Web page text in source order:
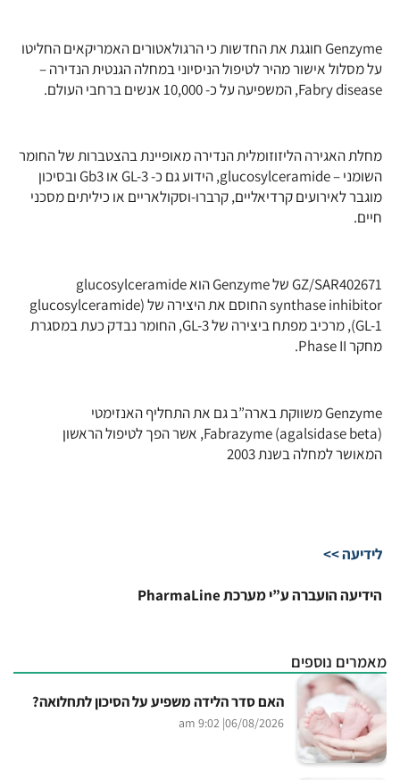
Genzyme חוגגת את החדשות כי הרגולאטורים האמריקאים החליטו
על מסלול אישור מהיר לטיפול הניסיוני במחלה הגנטית הנדירה –
Fabry disease, המשפיעה על כ- 10,000 אנשים ברחבי העולם.
מחלת האגירה הליזוזומלית הנדירה מאופיינת בהצטברות של החומר
השומני – glucosylceramide, הידוע גם כ- GL-3 או Gb3 ובסיכון
מוגבר לאירועים קרדיאליים, קרברו-וסקולאריים או כיליתים מסכני
חיים.
GZ/SAR402671 של Genzyme הוא glucosylceramide
synthase inhibitor החוסם את היצירה של (glucosylceramide
(GL-1, מרכיב מפתח ביצירה של GL-3, החומר נבדק כעת במסגרת
מחקר Phase II.
Genzyme משווקת בארה”ב גם את התחליף האנזימטי
(Fabrazyme (agalsidase beta, אשר הפך לטיפול הראשון
המאושר למחלה בשנת 2003
לידיעה >>
הידיעה הועברה ע”י מערכת PharmaLine
מאמרים נוספים
האם סדר הלידה משפיע על הסיכון לתחלואה?
06/08/2026
| 9:02 am